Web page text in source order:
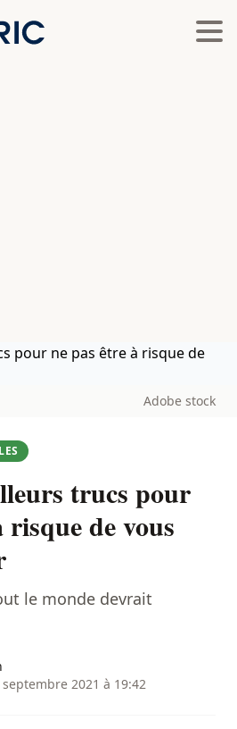
Adobe stock
trucs pour
risque de vous
le monde devrait
2021 à 19:42